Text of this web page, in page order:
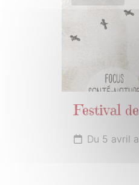
Festival
Du 5 avril